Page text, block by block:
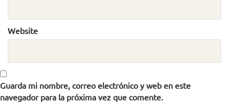
Website
Guarda mi nombre, correo electrónico y web en este
navegador para la próxima vez que comente.